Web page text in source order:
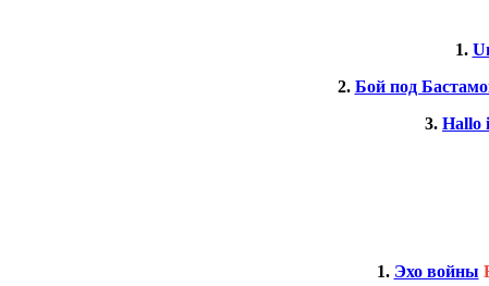
1.
2. Бой под
3. Hallo
1. Эхо войны